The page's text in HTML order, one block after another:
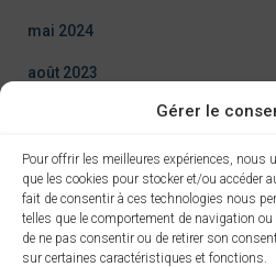
Gérer le
Pour offrir les meilleures expériences,
que les cookies pour stocker et/ou accéder
fait de consentir à ces technologies nous
telles que le comportement de navigation
de ne pas consentir ou de retirer son
sur certaines caractéristiques et fonctions.
mai 2024
août 2023
Articles par
Assemblées Générales
Concerts passés